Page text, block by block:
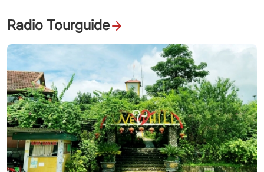
Radio Tourguide